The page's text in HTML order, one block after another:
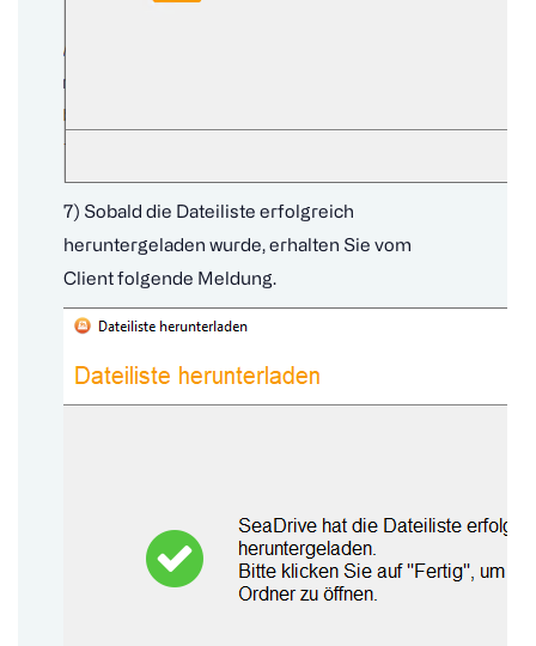
7) Sobald die Dateiliste erfolgreich
heruntergeladen wurde, erhalten Sie vom
Client folgende Meldung.